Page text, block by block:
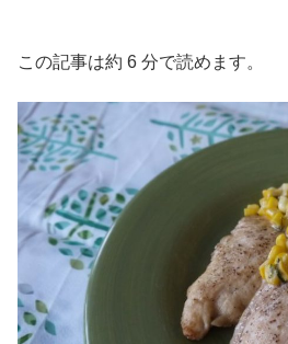
この記事は約 6 分で読めます。